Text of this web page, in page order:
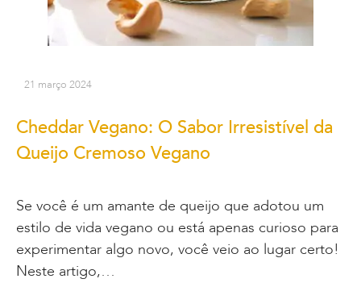
21 março 2024
Cheddar Vegano: O Sabor Irresistível da
Queijo Cremoso Vegano
Se você é um amante de queijo que adotou um
estilo de vida vegano ou está apenas curioso para
experimentar algo novo, você veio ao lugar certo!
Neste artigo,…